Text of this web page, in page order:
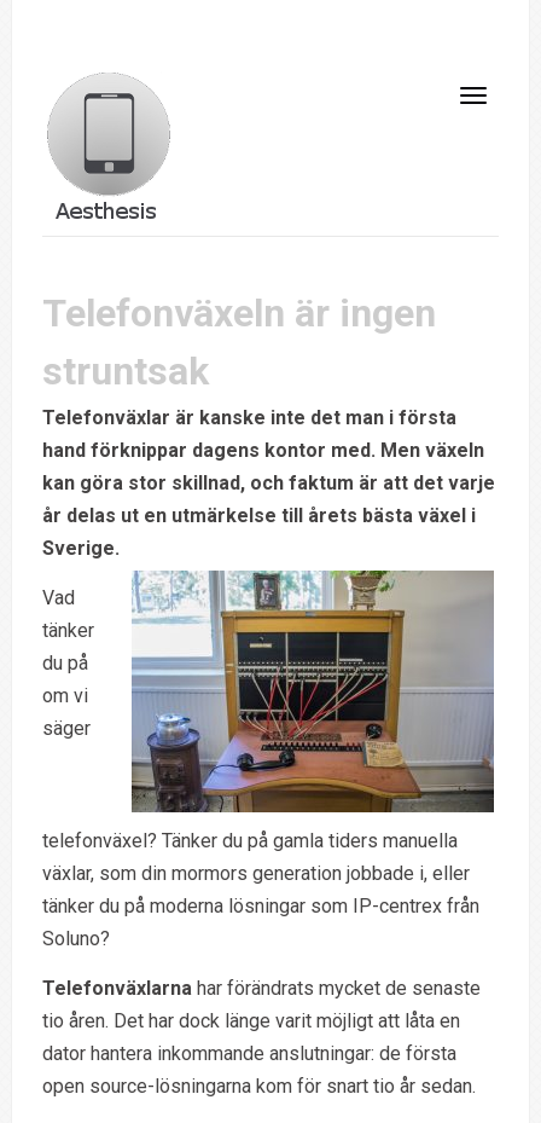
Telefonväxeln är ingen
struntsak
Telefonväxlar är kanske inte det man i första
hand förknippar dagens kontor med. Men växeln
kan göra stor skillnad, och faktum är att det varje
år delas ut en utmärkelse till årets bästa växel i
Sverige.
Vad
tänker
du på
om vi
säger
telefonväxel? Tänker du på gamla tiders manuella
växlar, som din mormors generation jobbade i, eller
tänker du på moderna lösningar som IP-centrex från
Soluno?
Telefonväxlarnahar förändrats mycket de senaste
tio åren. Det har dock länge varit möjligt att låta en
dator hantera inkommande anslutningar: de första
open source-lösningarna kom för snart tio år sedan.